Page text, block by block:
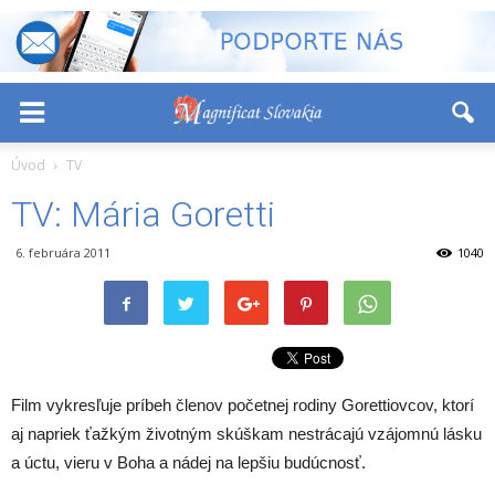
Úvod TV
TV: Mária Goretti
6. februára 2011 1040
Film vykresľuje príbeh členov početnej rodiny Gorettiovcov, ktorí
aj napriek ťažkým životným skúškam nestrácajú vzájomnú lásku
a úctu, vieru v Boha a nádej na lepšiu budúcnosť.
+